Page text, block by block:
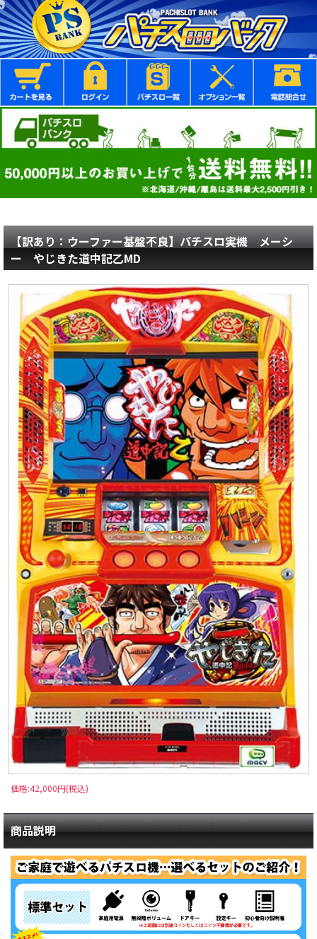
【訳あり：ウーファー基盤不良】パチスロ実機 メーシ
ー やじきた道中記乙MD
価格:42,000円(税込)
商品説明